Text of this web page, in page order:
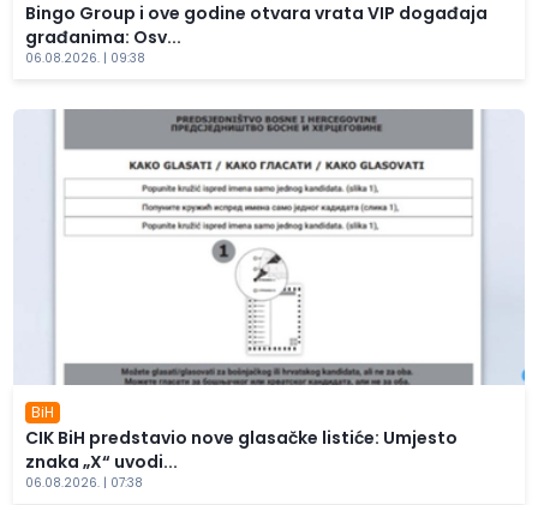
Bingo Group i ove godine otvara vrata VIP događaja
građanima: Osv...
06.08.2026. | 09:38
BiH
CIK BiH predstavio nove glasačke listiće: Umjesto
znaka „X“ uvodi...
06.08.2026. | 07:38